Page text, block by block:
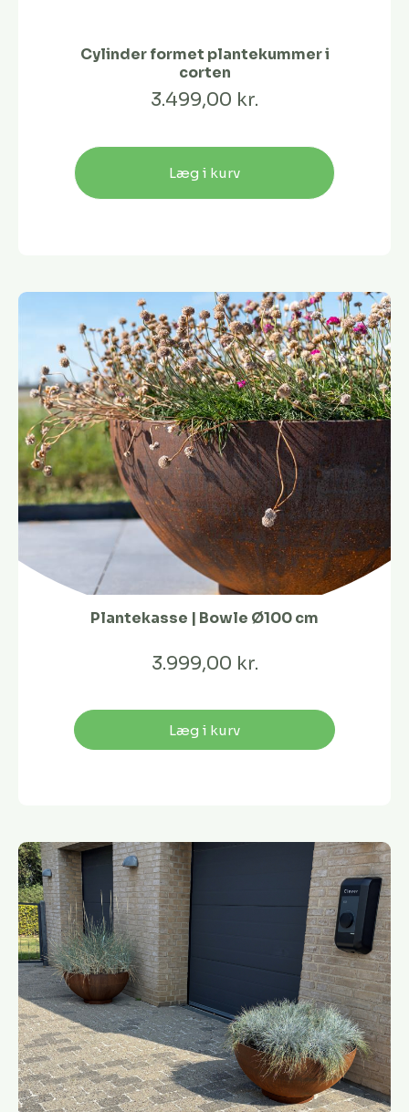
Cylinder formet plantekummer i
corten
3.499,00 kr.
Læg i kurv
Plantekasse | Bowle Ø100 cm
3.999,00 kr.
Læg i kurv